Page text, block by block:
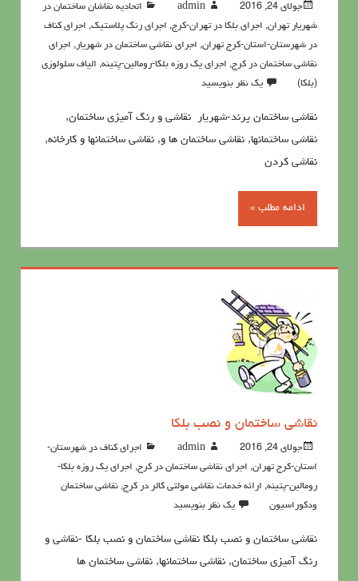
جولای 24, 2016 admin
اتحادیه نقاشان ساختمان در
شهریار تهران, اجرای بلکا در تهران-کرج, اجرای رنگ پلاستیک, اجرای کناف
در شهرستان-استان-کرج تهران, اجرای نقاشی ساختمان در شهریار , اجرای
نقاشی ساختمان در کرج, اجرای یک روزه بلکا-رومالین-پتینه, الیاف سلولوزی
(بلکا)
یک نظر بنویسید
نقاشی ساختمان پرند-شهریار نقاشی و رنگ آمیزی ساختمان,
نقاشی ساختمانها, نقاشی ساختمان ها و, نقاشی ساختمانها و کارخانه,
نقاشی کردن
ادامه مطلب »
نقاشی ساختمان و نصب بلکا
جولای 24, 2016 admin
اجرای کناف در شهرستان-
استان-کرج تهران, اجرای نقاشی ساختمان در کرج, اجرای یک روزه بلکا-
رومالین-پتینه, ارائه خدمات نقاشی مولتی کالر در کرج, نقاشي ساختمان
ودكوراسيون
یک نظر بنویسید
نقاشی ساختمان و نصب بلکا نقاشی ساختمان و نصب بلکا -نقاشی و
رنگ آمیزی ساختمان, نقاشی ساختمانها, نقاشی ساختمان ها